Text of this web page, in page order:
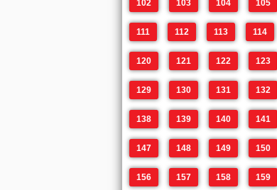
102 103 104 105
111 112 113 114
120 121 122 123
129 130 131 132
138 139 140 141
147 148 149 150
156 157 158 159